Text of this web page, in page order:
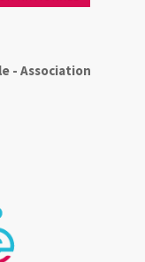
- Association